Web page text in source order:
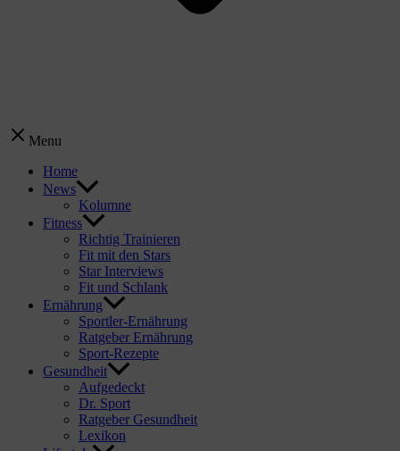
Menu
Home
News
Kolumne
Fitness
Richtig Trainieren
Fit mit den Stars
Star Interviews
Fit und Schlank
Ernährung
Sportler-Ernährung
Ratgeber Ernährung
Sport-Rezepte
Gesundheit
Aufgedeckt
Dr. Sport
Ratgeber Gesundheit
Lexikon